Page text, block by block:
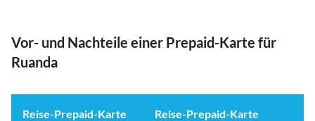
Vor- und Nachteile einer Prepaid-Karte für
Ruanda
Reise-Prepaid-Karte
Reise-Prepaid-Karte